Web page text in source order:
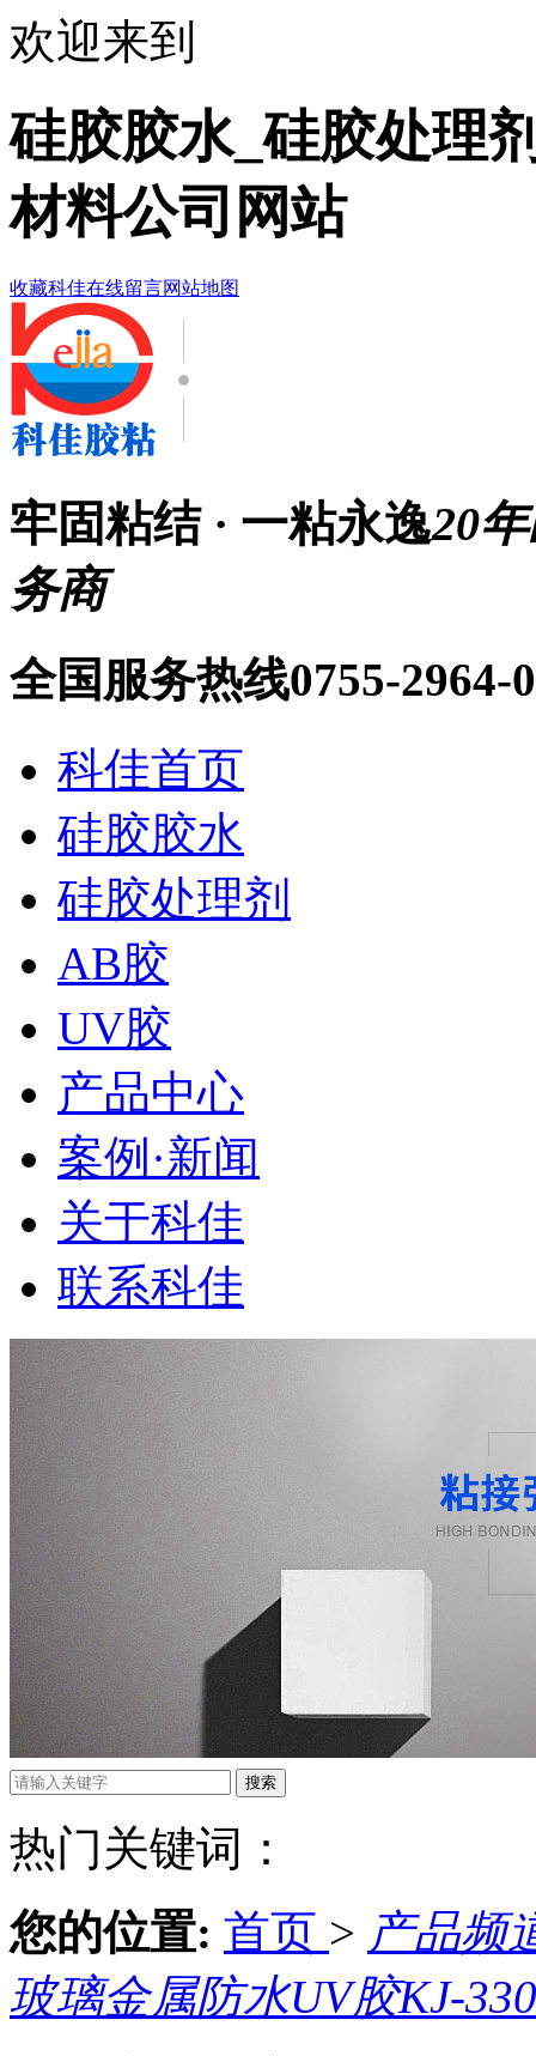
欢迎来到
硅胶胶水_硅胶处理
材料公司网站
收藏科佳在线留言网站地图
牢固粘结 · 一粘永逸20
务商
全国服务热线0755-2964-
科佳首页
硅胶胶水
硅胶处理剂
AB胶
UV胶
产品中心
案例·新闻
关于科佳
联系科佳
热门关键词：
您的位置: 首页 > 产品频
玻璃金属防水UV胶KJ-